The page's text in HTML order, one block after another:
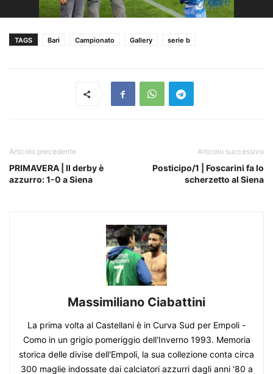
TAGS Bari Campionato Gallery serie b
Articolo precedente
PRIMAVERA | Il derby è
azzurro: 1-0 a Siena
Articolo successivo
Posticipo/1 | Foscarini fa lo
scherzetto al Siena
Massimiliano Ciabattini
La prima volta al Castellani è in Curva Sud per Empoli -
Como in un grigio pomeriggio dell'Inverno 1993. Memoria
storica delle divise dell'Empoli, la sua collezione conta circa
300 maglie indossate dai calciatori azzurri dagli anni '80 a